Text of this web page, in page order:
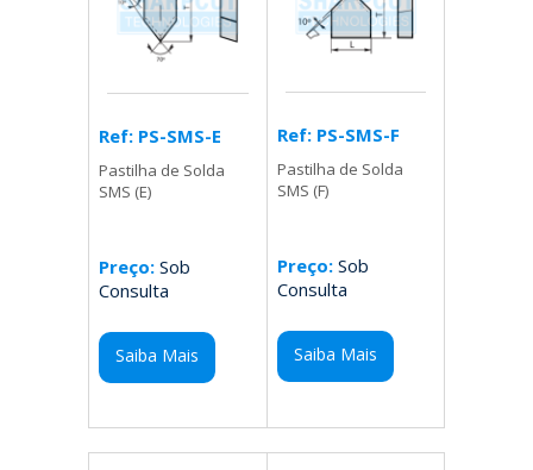
Ref: PS-SMS-E
Pastilha de Solda
SMS (E)
Preço: Sob
Consulta
Saiba Mais
Ref: PS-SMS-F
Pastilha de Solda
SMS (F)
Preço:Sob
Consulta
Saiba Mais